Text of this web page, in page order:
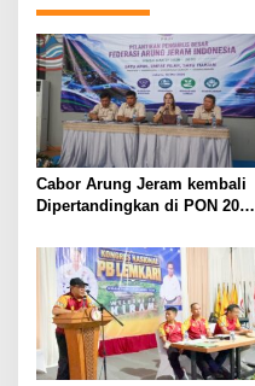
g
a
s
i
p
o
s
Cabor Arung Jeram kembali
Dipertandingkan di PON 2028
Lakukan Peninjauan Venue